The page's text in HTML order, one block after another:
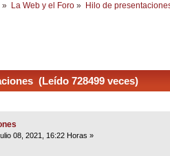
» La Web y el Foro» Hilo de
(Leído 728499 veces)
08, 2021, 16:22 Horas »